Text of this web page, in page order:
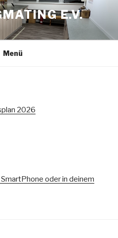
E.V.
Menü
2026
oder in deinem